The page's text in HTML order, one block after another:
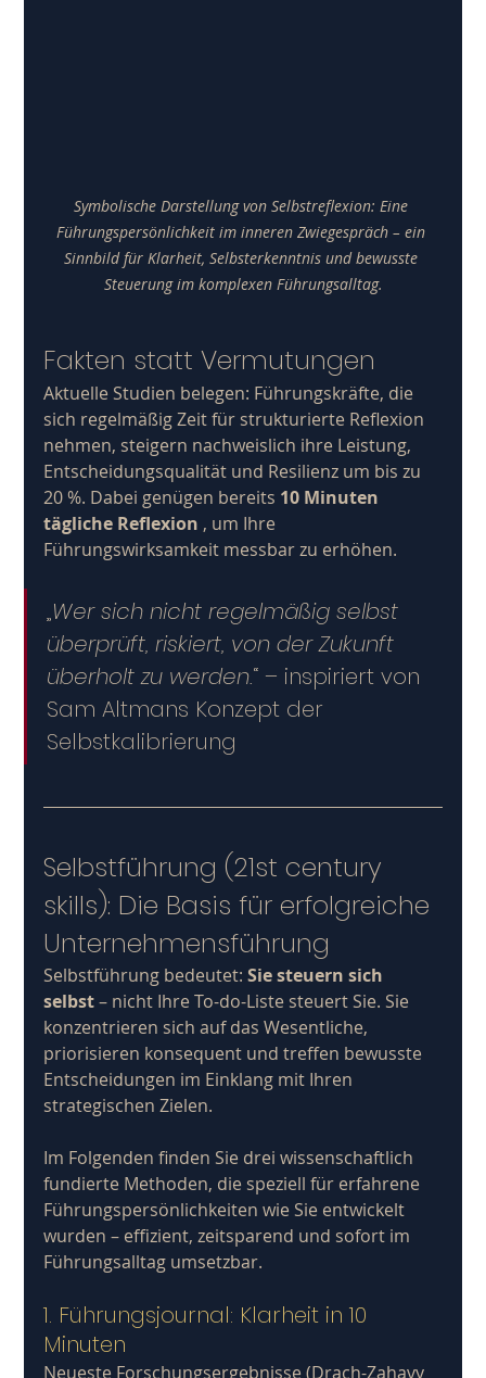
Symbolische Darstellung von Selbstreflexion: Eine
Führungspersönlichkeit im inneren Zwiegespräch – ein
Sinnbild für Klarheit, Selbsterkenntnis und bewusste
Steuerung im komplexen Führungsalltag.
Fakten statt Vermutungen
Aktuelle Studien belegen: Führungskräfte, die
sich regelmäßig Zeit für strukturierte Reflexion
nehmen, steigern nachweislich ihre Leistung,
Entscheidungsqualität und Resilienz um bis zu
20 %. Dabei genügen bereits 10 Minuten
tägliche Reflexion , um Ihre
Führungswirksamkeit messbar zu erhöhen.
„Wer sich nicht regelmäßig selbst
überprüft, riskiert, von der Zukunft
überholt zu werden.“ – inspiriert von
Sam Altmans Konzept der
Selbstkalibrierung
Selbstführung (21st century
skills): Die Basis für erfolgreiche
Unternehmensführung
Selbstführung bedeutet: Sie steuern sich
selbst – nicht Ihre To-do-Liste steuert Sie. Sie
konzentrieren sich auf das Wesentliche,
priorisieren konsequent und treffen bewusste
Entscheidungen im Einklang mit Ihren
strategischen Zielen.
Im Folgenden finden Sie drei wissenschaftlich
fundierte Methoden, die speziell für erfahrene
Führungspersönlichkeiten wie Sie entwickelt
wurden – effizient, zeitsparend und sofort im
Führungsalltag umsetzbar.
1. Führungsjournal: Klarheit in 10
Minuten
Neueste Forschungsergebnisse (Drach-Zahavy